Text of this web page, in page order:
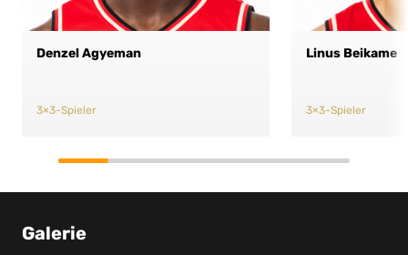
Denzel Agyeman
3×3-Spieler
Linus Beikame
3×3-Spieler
Galerie